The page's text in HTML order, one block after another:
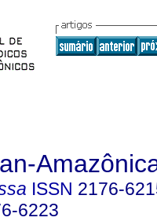
ISSN 2176-
6223